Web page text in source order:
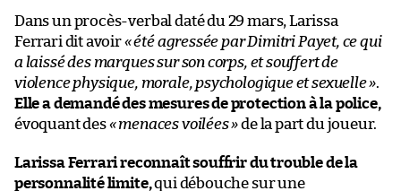
Dans un procès-verbal daté du 29 mars, Larissa
Ferrari dit avoir« été agressée par Dimitri Payet, ce qui
a laissé des marques sur son corps, et souffert de
violence physique, morale, psychologique et sexuelle ».
Elle a demandé des mesures de protection à la police,
évoquant des« menaces voilées »de la part du joueur.
Larissa Ferrari reconnaît souffrir du trouble de la
personnalité limite,qui débouche sur une